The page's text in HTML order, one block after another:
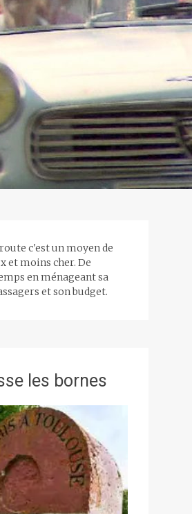
c'est un moyen de
et moins cher. De
en ménageant sa
et son budget.
les bornes